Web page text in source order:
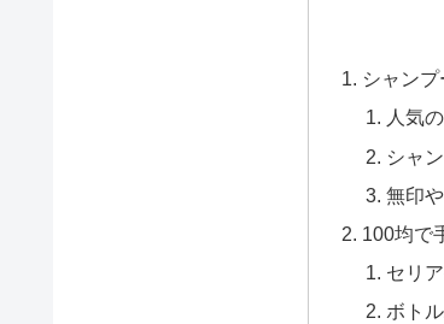
シャン
人気
シャ
無印
100均で
セリ
ボト